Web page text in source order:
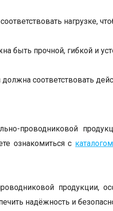
нагрузке,
быть прочной, гибкой и
соответствовать
проводниковой
ознакомиться с
продукции,
надёжность и